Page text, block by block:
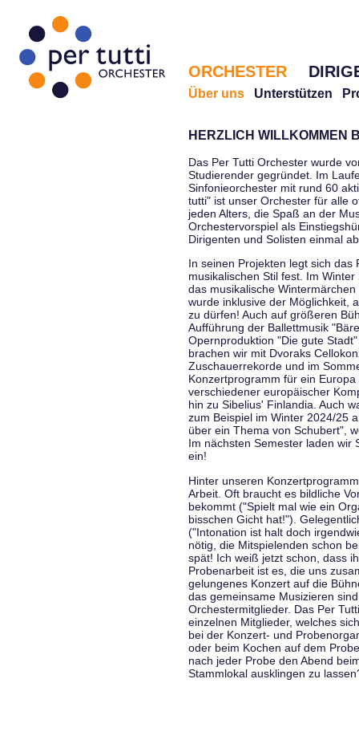
ORCHESTER
Über uns Unterstützen
HERZLICH WILLKOMMEN
Das Per Tutti Orchester wurde
Studierender gegründet. Im
Sinfonieorchester mit rund 60
tutti" ist unser Orchester für alle
jeden Alters, die Spaß an der
Orchestervorspiel als
Dirigenten und Solisten einmal
In seinen Projekten legt sich das
musikalischen Stil fest. Im
das musikalische
wurde inklusive der Möglichkeit,
zu dürfen! Auch auf größeren
Aufführung der Ballettmusik
Opernproduktion "Die gute
brachen wir mit Dvoraks
Zuschauerrekorde und im
Konzertprogramm für ein
verschiedener europäischer
hin zu Sibelius' Finlandia. Auch
zum Beispiel im Winter 2024/25
über ein Thema von Schubert",
Im nächsten Semester laden wir
ein!
Hinter unseren
Arbeit. Oft braucht es bildliche
bekommt ("Spielt mal wie ein
bisschen Gicht hat!").
("Intonation ist halt doch
nötig, die Mitspielenden schon
spät! Ich weiß jetzt schon, dass
Probenarbeit ist es, die uns
gelungenes Konzert auf die
das gemeinsame Musizieren
Orchestermitglieder. Das Per
einzelnen Mitglieder, welches
bei der Konzert- und
oder beim Kochen auf dem
nach jeder Probe den Abend
Stammlokal ausklingen zu